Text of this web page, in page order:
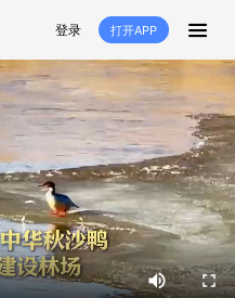
登录 打开APP
영상뉴스 스포츠
백성열선 국내외
겨레 생활